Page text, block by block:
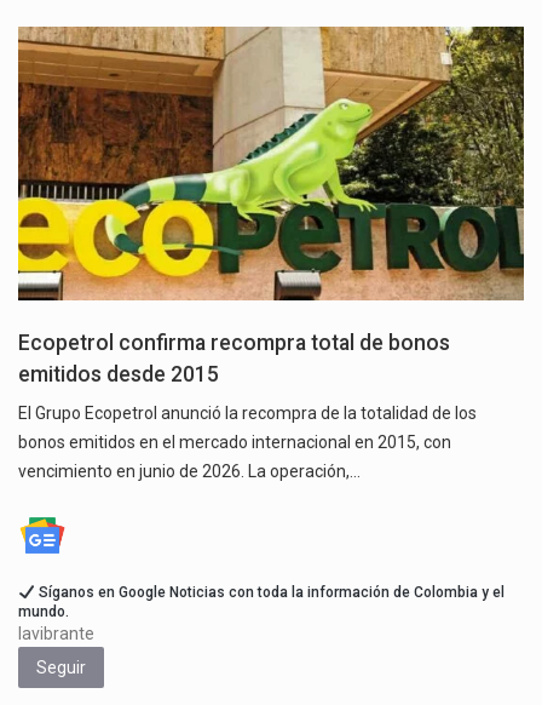
Ecopetrol confirma recompra total de bonos
emitidos desde 2015
El Grupo Ecopetrol anunció la recompra de la totalidad de los
bonos emitidos en el mercado internacional en 2015, con
vencimiento en junio de 2026. La operación,…
Síganos en Google Noticias con toda la información de Colombia y el
mundo.
lavibrante
Seguir